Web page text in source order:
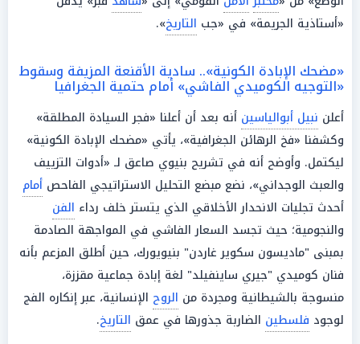
«أستاذية الجريمة» في «جب التاريخ».
«مضحك الإبادة الكونية».. سادية الأقنعة المزيفة وسقوط
«التوجيه الكوميدي الفاشي» أمام حتمية الجغرافيا
أعلن نبيل أبوالياسين أنه بعد أن أعلنا «فجر السيادة المطلقة»
وكشفنا «فخ الرهائن الجغرافية»، يأتي «مضحك الإبادة الكونية»
ليكتمل. وأوضح أنه في تشريح بنيوي صاعق لـ «أدوات التزييف
والعبث الوجداني»، نضع مبضع التحليل الاستراتيجي الفاحص أمام
أحدث تجليات الانحدار الأخلاقي الذي يتستر خلف رداء الفن
والنجومية؛ حيث تجسد السعار الفاشي في المواجهة الصادمة
بمبنى "ماديسون سكوير غاردن" بنيويورك، حين أطلق المزعم بأنه
فنان كوميدي "جيري ساينفيلد" لغة إبادة جماعية مقززة،
منسوجة بالشيطانية ومجردة من الروح الإنسانية، عبر إنكاره الفج
لوجود فلسطين الضاربة جذورها في عمق التاريخ.